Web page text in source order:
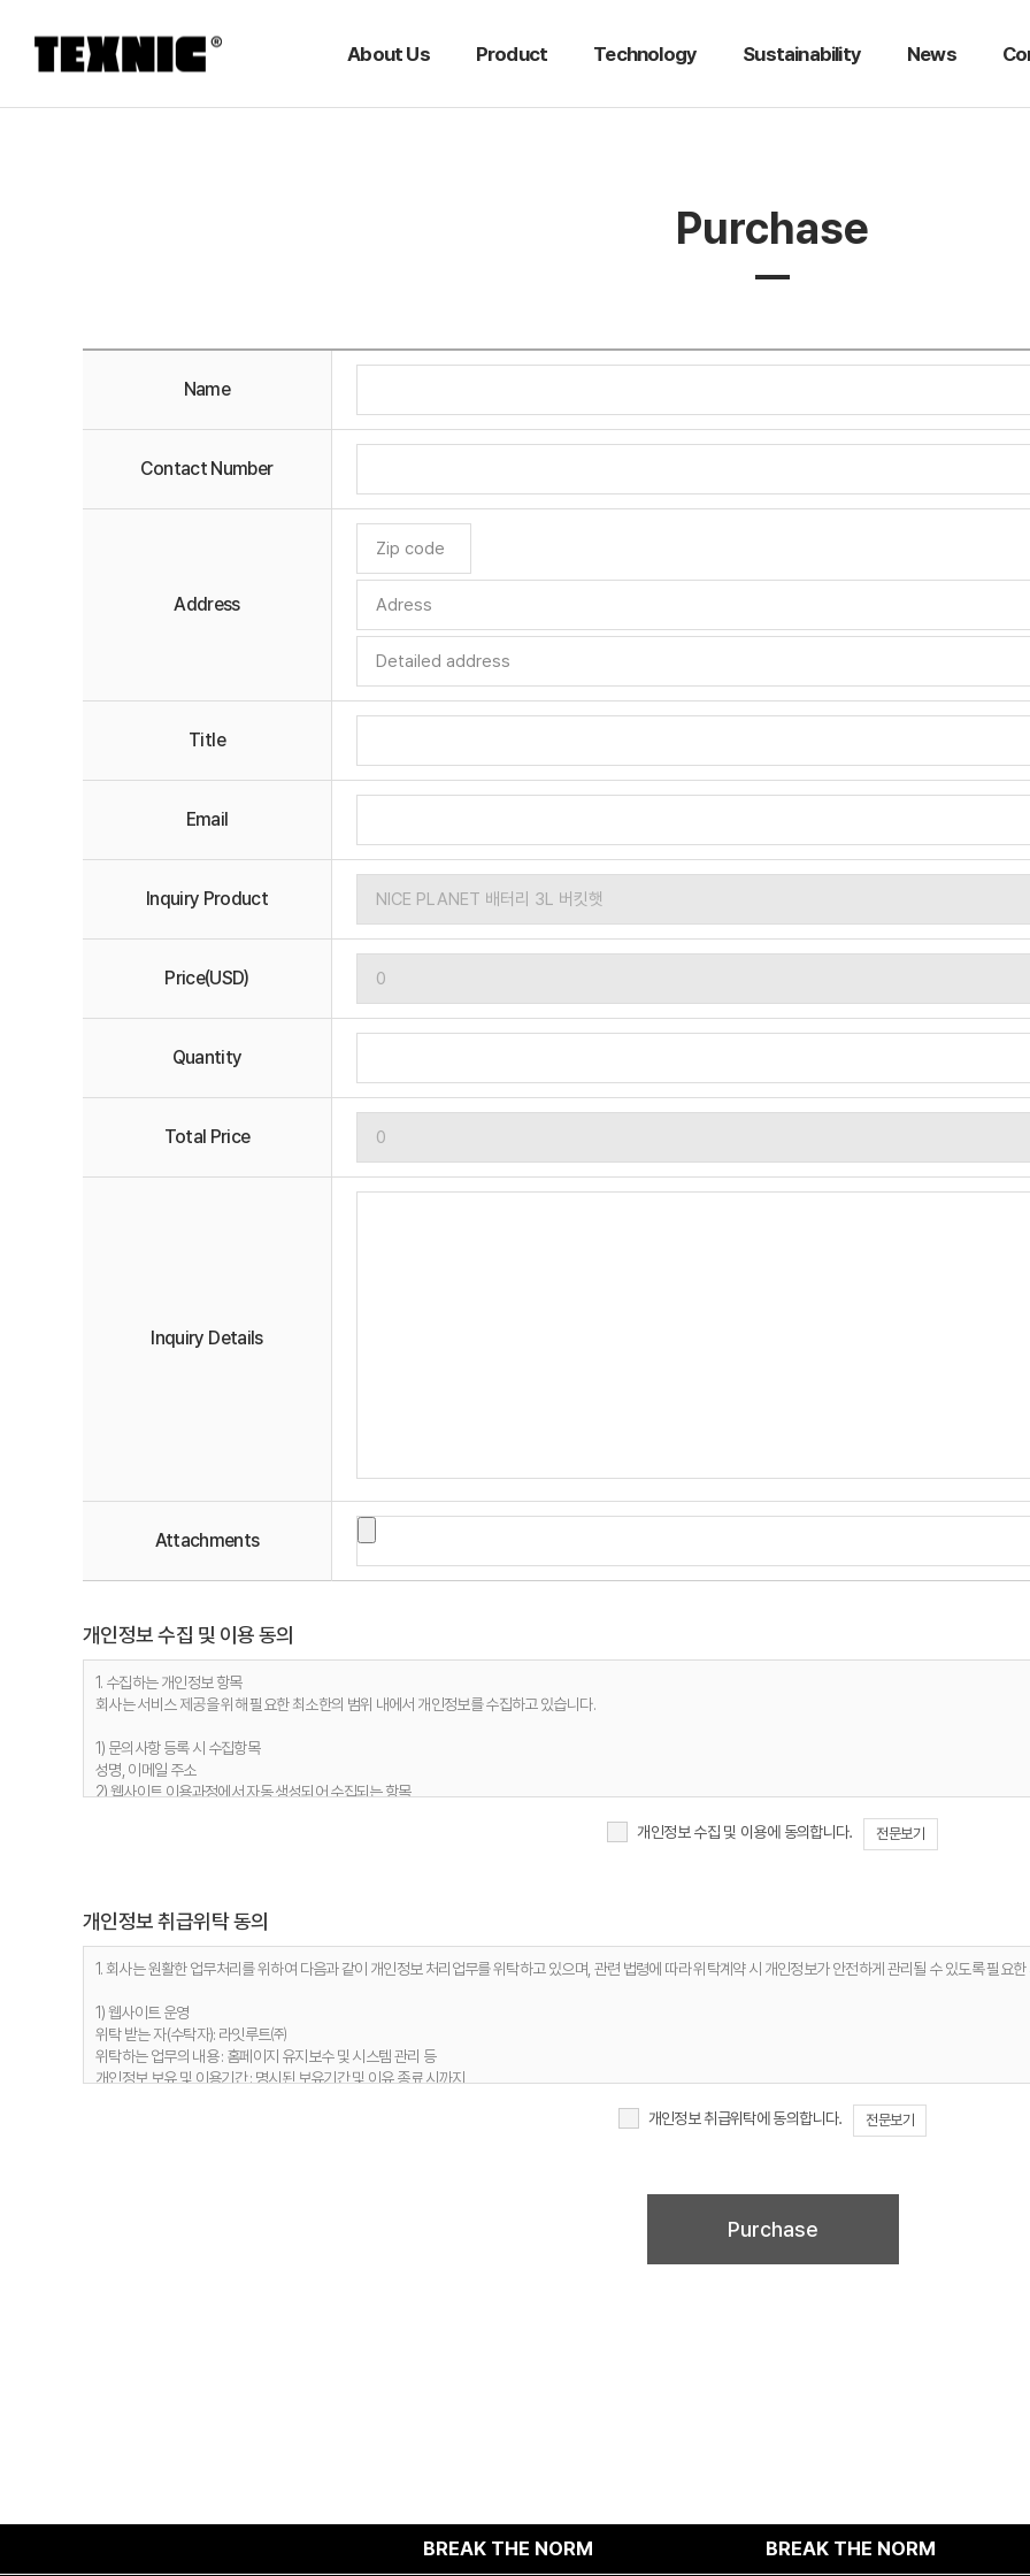
About Us Product Technology Sustainability News
Purchase
Name
Contact Number
Address
Title
Email
Inquiry Product
Price(USD)
Quantity
Total Price
Inquiry Details
Attachments
개인정보 수집 및 이용 동의
1. 수집하는 개인정보 항목
회사는 서비스 제공을 위해 필요한 최소한의 범위 내에서 개인정보를 수집하고 있습니다.
1) 문의사항 등록 시 수집항목
성명, 이메일 주소
2) 웹사이트 이용과정에서 자동 생성되어 수집되는 항목
1) 문의사항 등록 시 수집항목
사용자 식별, 사용자 문의 대응, 제안·불만·AS처리 등의 민원처리, 공지사항 전달
2) 웹사이트 이용과정에서 자동 생성되어 수집되는 항목
3. 개인정보 보유기간
정보주체 개인정보는 원칙적으로 개인정보의 수집 및 이용목적이 달성되면 지체 없이 파기합니다. 단, 다음의 정보에 대해서는 아래의 이유로 명시한 기간 동안 보존합
개인정보 수집 및 이용에 동의합니다. 전문보기
개인정보 취급위탁 동의
1. 회사는 원활한 업무처리를 위하여 다음과 같이 개인정보 처리업무를 위탁하고 있으며, 관련 법령에 따라 위탁계약 시 개인정보가 안전하게 관리될 수 있도록 필요
1) 웹사이트 운영
위탁 받는 자(수탁자): 라잇루트㈜
위탁하는 업무의 내용 : 홈페이지 유지보수 및 시스템 관리 등
개인정보 보유 및 이용기간 : 명시된 보유기간 및 이유 종료 시까지
개인정보 취급위탁에 동의합니다. 전문보기
BREAK THE NORM BREAK THE NORM